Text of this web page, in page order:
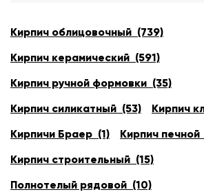
Кирпич облицовочный (739)
Кирпич керамический (591)
Кирпич ручной формовки (35)
Кирпич силикатный (53)
Кирпич
Кирпичи Браер (1)
Кирпич печной
Кирпич строительный (15)
Полнотелый рядовой (10)